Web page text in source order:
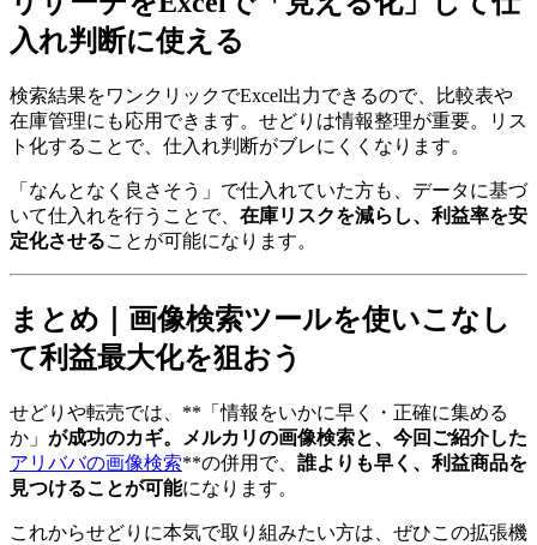
入れ判断に使える
検索結果をワンクリックでExcel出力できるので、比較表や
在庫管理にも応用できます。せどりは情報整理が重要。リス
ト化することで、仕入れ判断がブレにくくなります。
「なんとなく良さそう」で仕入れていた方も、データに基づ
いて仕入れを行うことで、 在庫リスクを減らし、利益率を安
定化させることが可能になります。
まとめ｜画像検索ツールを使いこなし
て利益最大化を狙おう
せどりや転売では、**「情報をいかに早く・正確に集める
か」 が成功のカギ。メルカリの画像検索と、今回ご紹介した
アリババの画像検索**の併用で、 誰よりも早く、利益商品を
見つけることが可能になります。
これからせどりに本気で取り組みたい方は、ぜひこの拡張機